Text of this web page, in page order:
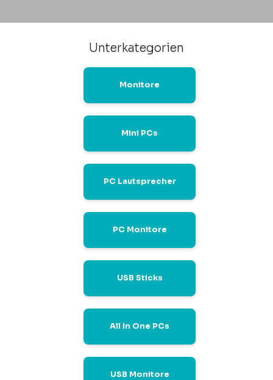
Unterkategorien
Monitore
Mini PCs
PC Lautsprecher
PC Monitore
USB Sticks
All In One PCs
USB Monitore